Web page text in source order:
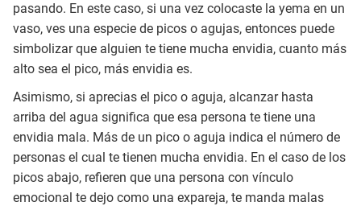
pasando. En este caso, si una vez colocaste la yema en un
vaso, ves una especie de picos o agujas, entonces puede
simbolizar que alguien te tiene mucha envidia, cuanto más
alto sea el pico, más envidia es.
Asimismo, si aprecias el pico o aguja, alcanzar hasta
arriba del agua significa que esa persona te tiene una
envidia mala. Más de un pico o aguja indica el número de
personas el cual te tienen mucha envidia. En el caso de los
picos abajo, refieren que una persona con vínculo
emocional te dejo como una expareja, te manda malas